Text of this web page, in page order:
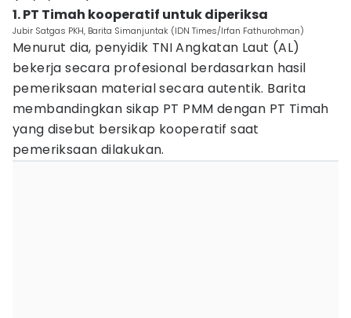
1. PT Timah kooperatif untuk diperiksa
Jubir Satgas PKH, Barita Simanjuntak (IDN Times/Irfan Fathurohman)
Menurut dia, penyidik TNI Angkatan Laut (AL)
bekerja secara profesional berdasarkan hasil
pemeriksaan material secara autentik. Barita
membandingkan sikap PT PMM dengan PT Timah
yang disebut bersikap kooperatif saat
pemeriksaan dilakukan.